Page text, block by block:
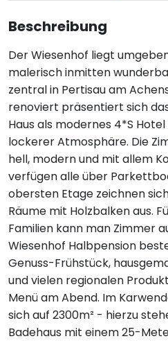
Beschreibung
Der Wiesenhof liegt
malerisch inmitten
zentral in Pertisau am
renoviert präsentiert sich
Haus als modernes 4*S
lockerer Atmosphäre. Die
hell, modern und mit allem
verfügen alle über
obersten Etage zeichnen
Räume mit Holzbalken aus.
Familien kann man Zimmer
Wiesenhof Halbpension
Genuss-Frühstück,
und vielen regionalen
Menü am Abend. Im
sich auf 2300m² - hierzu
Badehaus mit einem 25-